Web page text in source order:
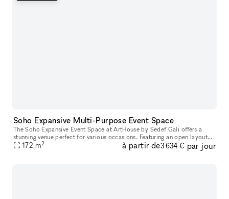
Soho Expansive Multi-Purpose Event Space
The Soho Expansive Event Space at ArtHouse by Sedef Gali offers a
stunning venue perfect for various occasions. Featuring an open layout
adorned with vibrant, contemporary artwork by Sedef Gali, the
172 m2 à partir de3 634 € par jour